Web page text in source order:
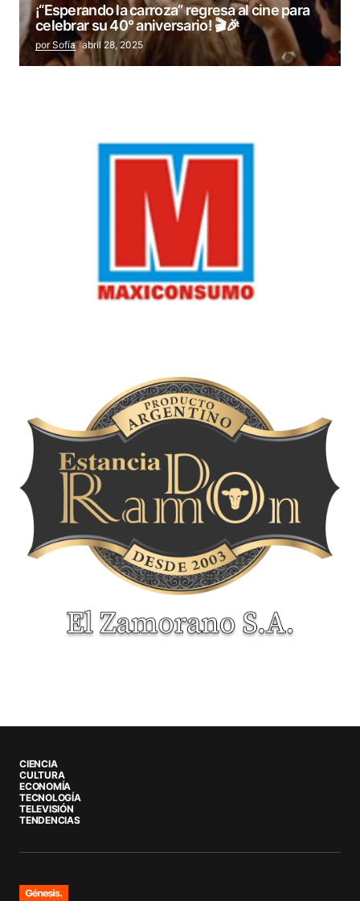
¡“Esperando la carroza” regresa al cine para
celebrar su 40° aniversario! 🎬🎉
por Sofía abril 28, 2025
CIENCIA
CULTURA
ECONOMÍA
TECNOLOGÍA
TELEVISIÓN
TENDENCIAS